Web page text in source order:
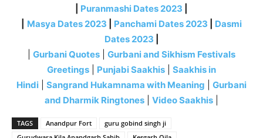
Puranmashi Dates 2023
Masya Dates 2023 Panchami Dates 2023
Dasmi
Dates 2023
Gurbani Quotes
Gurbani and Sikhism Festivals
Greetings
Punjabi Saakhis
Saakhis in
Hindi
Sangrand Hukamnama with Meaning
Gurbani
and Dharmik Ringtones
Video Saakhis
TAGS Anandpur Fort
guru gobind singh ji